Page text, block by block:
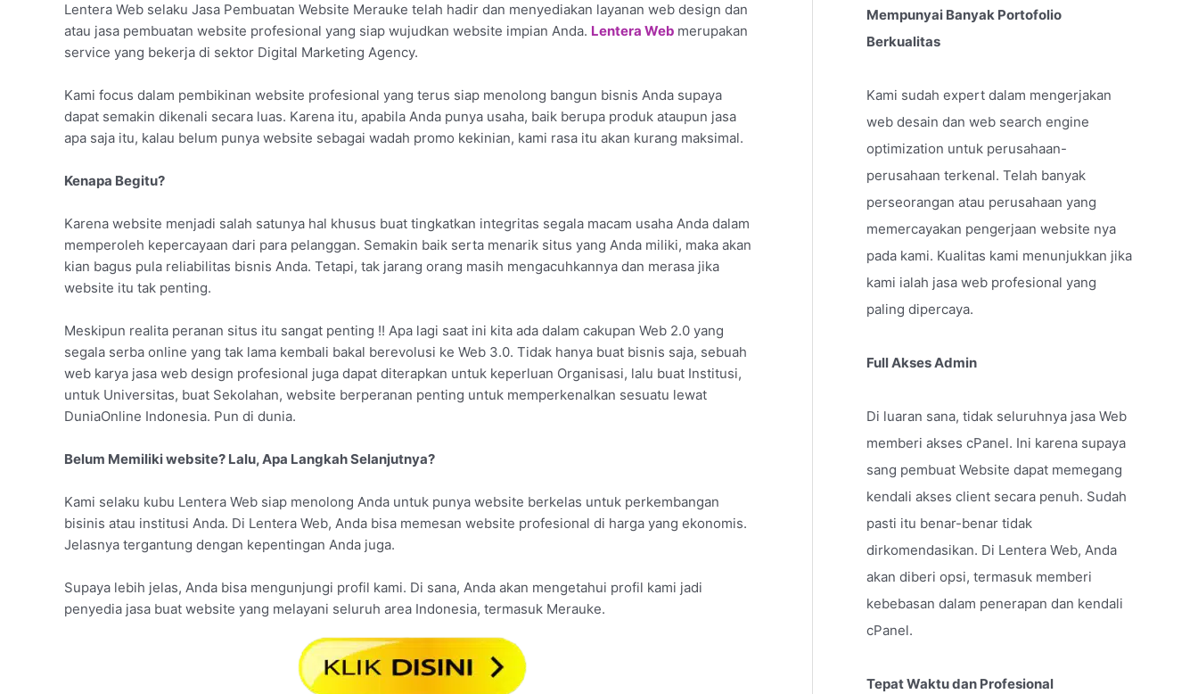
Lentera Web selaku Jasa Pembuatan Website Merauke telah hadir dan menyediakan layanan web design dan
atau jasa pembuatan website profesional yang siap wujudkan website impian Anda. Lentera Web merupakan
service yang bekerja di sektor Digital Marketing Agency.
Kami focus dalam pembikinan website profesional yang terus siap menolong bangun bisnis Anda supaya
dapat semakin dikenali secara luas. Karena itu, apabila Anda punya usaha, baik berupa produk ataupun jasa
apa saja itu, kalau belum punya website sebagai wadah promo kekinian, kami rasa itu akan kurang maksimal.
Kenapa Begitu?
Karena website menjadi salah satunya hal khusus buat tingkatkan integritas segala macam usaha Anda dalam
memperoleh kepercayaan dari para pelanggan. Semakin baik serta menarik situs yang Anda miliki, maka akan
kian bagus pula reliabilitas bisnis Anda. Tetapi, tak jarang orang masih mengacuhkannya dan merasa jika
website itu tak penting.
Meskipun realita peranan situs itu sangat penting !! Apa lagi saat ini kita ada dalam cakupan Web 2.0 yang
segala serba online yang tak lama kembali bakal berevolusi ke Web 3.0. Tidak hanya buat bisnis saja, sebuah
web karya jasa web design profesional juga dapat diterapkan untuk keperluan Organisasi, lalu buat Institusi,
untuk Universitas, buat Sekolahan, website berperanan penting untuk memperkenalkan sesuatu lewat
DuniaOnline Indonesia. Pun di dunia.
Belum Memiliki website? Lalu, Apa Langkah Selanjutnya?
Kami selaku kubu Lentera Web siap menolong Anda untuk punya website berkelas untuk perkembangan
bisinis atau institusi Anda. Di Lentera Web, Anda bisa memesan website profesional di harga yang ekonomis.
Jelasnya tergantung dengan kepentingan Anda juga.
Supaya lebih jelas, Anda bisa mengunjungi profil kami. Di sana, Anda akan mengetahui profil kami jadi
penyedia jasa buat website yang melayani seluruh area Indonesia, termasuk Merauke.
Mempunyai Banyak Portofolio
Berkualitas
Kami sudah expert dalam mengerjakan
web desain dan web search engine
optimization untuk perusahaan-
perusahaan terkenal. Telah banyak
perseorangan atau perusahaan yang
memercayakan pengerjaan website nya
pada kami. Kualitas kami menunjukkan jika
kami ialah jasa web profesional yang
paling dipercaya.
Full Akses Admin
Di luaran sana, tidak seluruhnya jasa Web
memberi akses cPanel. Ini karena supaya
sang pembuat Website dapat memegang
kendali akses client secara penuh. Sudah
pasti itu benar-benar tidak
dirkomendasikan. Di Lentera Web, Anda
akan diberi opsi, termasuk memberi
kebebasan dalam penerapan dan kendali
cPanel.
Tepat Waktu dan Profesional